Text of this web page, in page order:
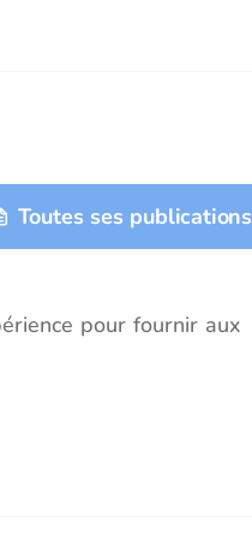
Toutes ses publications
pour fournir aux